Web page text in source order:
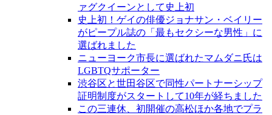
ァグクイーンとして史上初
史上初！ゲイの俳優ジョナサン・ベイリー
がピープル誌の「最もセクシーな男性」に
選ばれました
ニューヨーク市長に選ばれたマムダニ氏は
LGBTQサポーター
渋谷区と世田谷区で同性パートナーシップ
証明制度がスタートして10年が経ちました
この三連休、初開催の高松ほか各地でプラ